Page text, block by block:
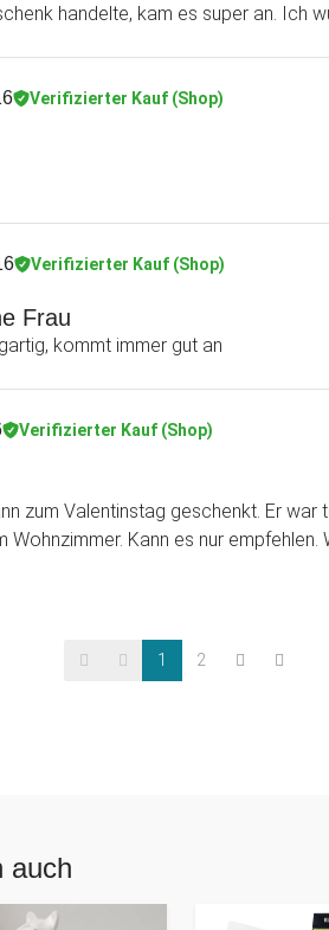
handelte, kam es super an. Ich
Verifizierter Kauf (Shop)
Verifizierter Kauf (Shop)
Frau
kommt immer gut an
Verifizierter Kauf (Shop)
zum Valentinstag geschenkt. Er
Wohnzimmer. Kann es nur
1 2
auch